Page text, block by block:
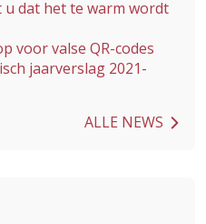
dat het te warm wordt
voor valse QR-codes
jaarverslag 2021-
ALLE NEWS